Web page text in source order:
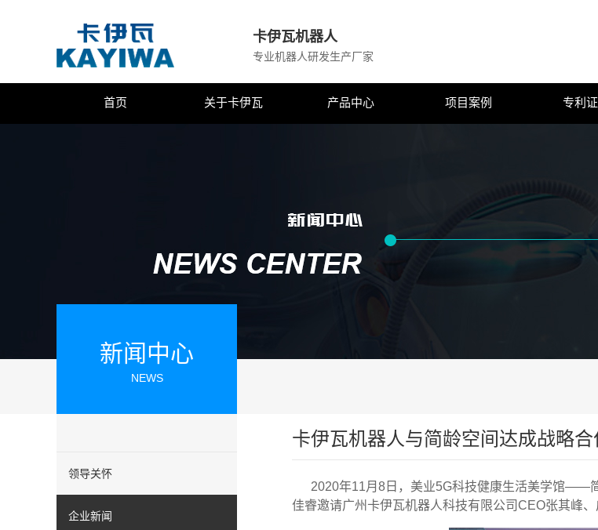
卡伊瓦机器人
专业机器人研发生产厂家
首页 关于卡伊瓦 产品中心 项目案例 专利
新闻中心
NEWS
领导关怀
企业新闻
卡伊瓦机器人与简龄空间达成战略合
2020年11月 8 日，美业5G科技健康生活美学馆——
佳睿邀请广州卡伊瓦机器人科技有限公司CEO张其峰